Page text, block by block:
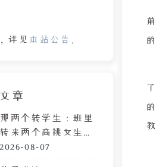
详见 本站公告
章
那两个转学生：班里
转来两个高挑女生，
拷贝 MP3 居然是喜
2026-08-07